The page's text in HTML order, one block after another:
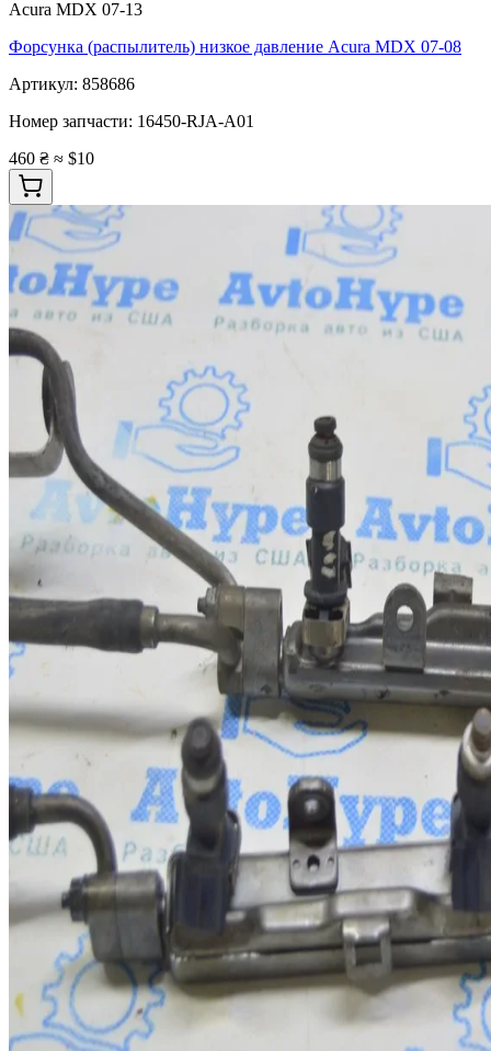
Acura MDX 07-13
Форсунка (распылитель) низкое давление Acura MDX 07-08
Артикул: 858686
Номер запчасти: 16450-RJA-A01
460 ₴ ≈ $10